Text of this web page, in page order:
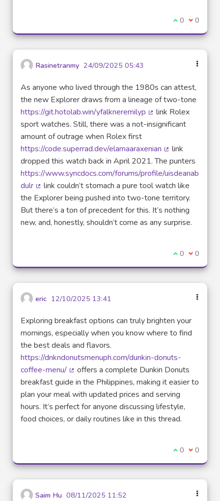
Je suis
0 Je ne
0
Rasinetranmy 24/09/2025 05:43
As anyone who lived through the 1980s can attest,
the new Explorer draws from a lineage of two-tone
https://git.hotolab.win/yfalkneremilyp
(Lien externe)
link Rolex
sport watches. Still, there was a not-insignificant
amount of outrage when Rolex first
https://code.superrad.dev/elamaaraxenian
(Lien externe)
link
dropped this watch back in April 2021. The punters
https://www.syncdocs.com/forums/profile/uisdeanab
dulr
(Lien externe)
link couldn’t stomach a pure tool watch like
the Explorer being pushed into two-tone territory.
But there’s a ton of precedent for this. It’s nothing
new, and, honestly, shouldn’t come as any surprise.
Je suis
0 Je ne
0
eric 12/10/2025 13:41
Exploring breakfast options can truly brighten your
mornings, especially when you know where to find
the best deals and flavors.
https://dnkndonutsmenuph.com/dunkin-donuts-
coffee-menu/
(Lien externe)
offers a complete Dunkin Donuts
breakfast guide in the Philippines, making it easier to
plan your meal with updated prices and serving
hours. It’s perfect for anyone discussing lifestyle,
food choices, or daily routines like in this thread.
Je suis
0 Je ne
0
Saim Hu 08/11/2025 11:52